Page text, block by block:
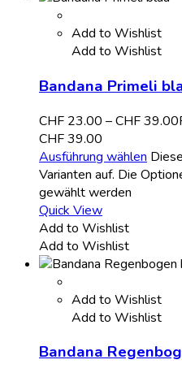
Add to Wishlist
Add to Wishlist
Bandana Primeli
CHF 23.00 –CHF39.00
CHF 39.00
Ausführung wählen
Varianten auf. Die
gewählt werden
Quick View
Add to Wishlist
Add to Wishlist
Add to Wishlist
Add to Wishlist
Bandana